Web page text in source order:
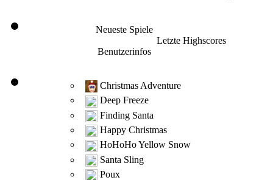
Neueste Spiele
Letzte Highscores
Benutzerinfos
Christmas Adventure
Deep Freeze
Finding Santa
Happy Christmas
HoHoHo Yellow Snow
Santa Sling
Poux